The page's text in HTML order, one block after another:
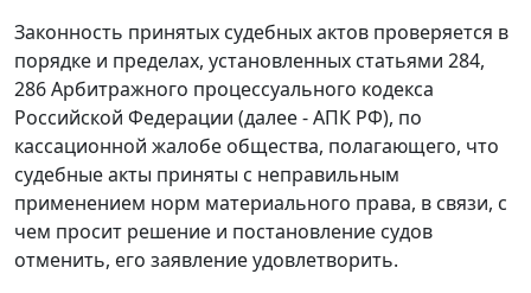
Законность принятых судебных актов проверяется в
порядке и пределах, установленных статьями 284,
286Арбитражного процессуального кодекса
Российской Федерации (далее - АПК РФ), по
кассационной жалобе общества, полагающего, что
судебные акты приняты с неправильным
применением норм материального права, в связи, с
чем просит решение и постановление судов
отменить, его заявление удовлетворить.